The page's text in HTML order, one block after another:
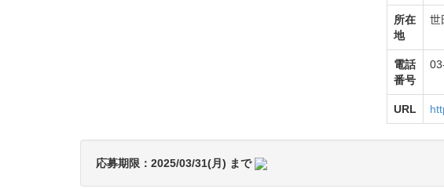
所在
地
世
電話
番号
URL
応募期限：2025/03/31(月) まで